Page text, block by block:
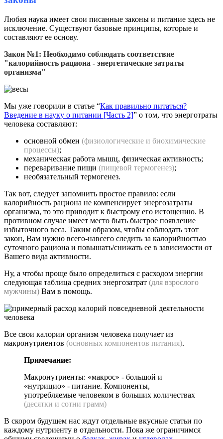
Любая наука имеет свои писанные законы и питание здесь не
исключение. Существуют базовые принципы, которые и
составляют ее основу.
Закон №1: Необходимо соблюдать соответствие
"калорийность рациона - энергетические затраты
организма"
Мы уже говорили в статье “Как правильно питаться?
Введение в науку о питании [Часть 2]” о том, что энерготраты
человека составляют:
основной обмен (физиологические и биохимические
процессы);
механическая работа мышц, физическая активность;
переваривание пищи (пищевой термогенез);
необязательный термогенез.
Так вот, следует запомнить простое правило: если
калорийность рациона не компенсирует энергозатраты
организма, то это приводит к быстрому его истощению. В
противном случае имеет место быть быстрое появление
избыточного веса. Таким образом, чтобы соблюдать этот
закон, Вам нужно всего-навсего следить за калорийностью
суточного рациона и повышать/снижать ее в зависимости от
Вашего вида активности.
Ну, а чтобы проще было определиться с расходом энергии
следующая таблица средних энергозатрат (для взрослого
мужчины) Вам в помощь.
Все свои калории организм человека получает из
макронутриентов (основных компонентов питания).
Примечание:
Макронутриенты: «макрос» - большой и
«нутрицио» - питание. Компоненты,
употребляемые человеком в больших количествах
(десятки и сотни грамм)
В скором будущем нас ждут отдельные вкусные статьи по
каждому нутриенту в отдельности. Пока же ограничимся